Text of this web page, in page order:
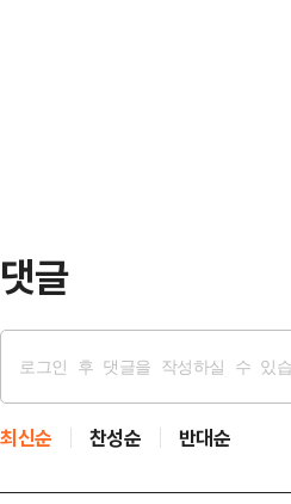
댓글
최신순 찬성순 반대순